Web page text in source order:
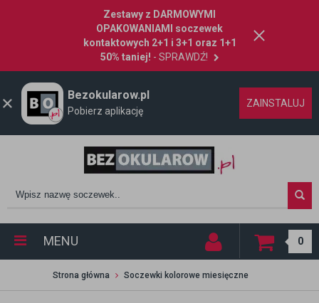
Zestawy z DARMOWYMI
OPAKOWANIAMI soczewek
kontaktowych 2+1 i 3+1 oraz 1+1
50% taniej! - SPRAWDŹ!
Bezokularow.pl
Pobierz aplikację
ZAINSTALUJ
MENU 0
Strona główna Soczewki kolorowe miesięczne